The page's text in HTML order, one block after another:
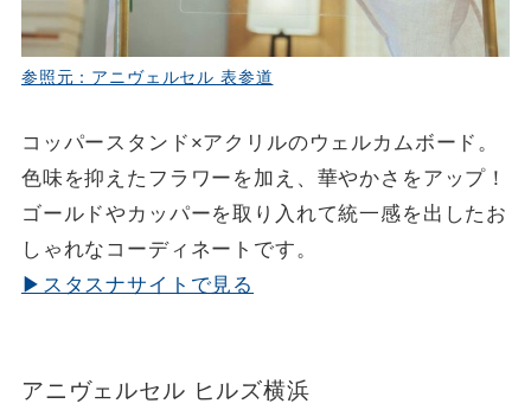
参照元：アニヴェルセル 表参道
コッパースタンド×アクリルのウェルカムボード。
色味を抑えたフラワーを加え、華やかさをアップ！
ゴールドやカッパーを取り入れて統一感を出したお
しゃれなコーディネートです。
▶スタスナサイトで見る
アニヴェルセル ヒルズ横浜